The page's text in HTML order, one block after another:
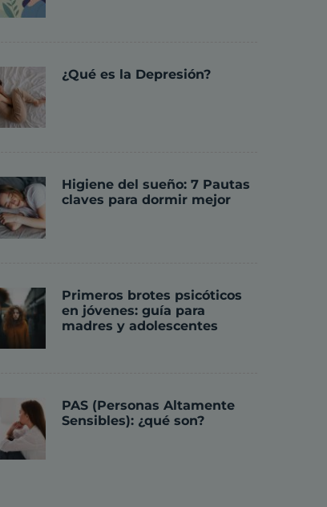
¿Qué es la Depresión?
Higiene del sueño: 7 Pautas
claves para dormir mejor
Primeros brotes psicóticos
en jóvenes: guía para
madres y adolescentes
PAS (Personas Altamente
Sensibles): ¿qué son?